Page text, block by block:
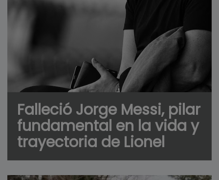
Falleció Jorge Messi, pilar
fundamental en la vida y
trayectoria de Lionel